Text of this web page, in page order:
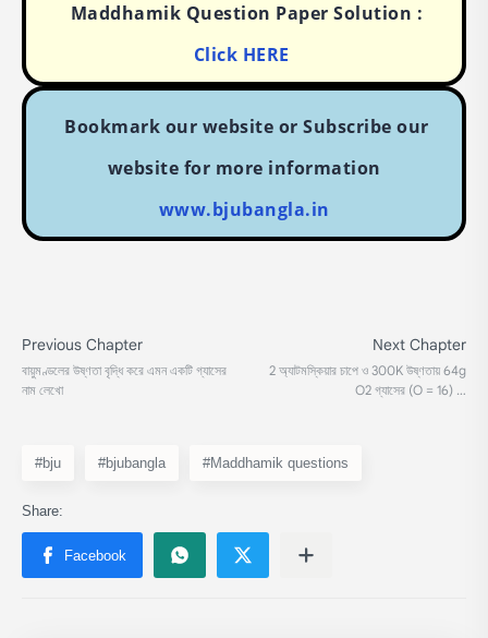
Maddhamik Question Paper Solution :
Click HERE
Bookmark our website or Subscribe our
website for more information
www.bjubangla.in
#bju #bjubangla #Maddhamik questions